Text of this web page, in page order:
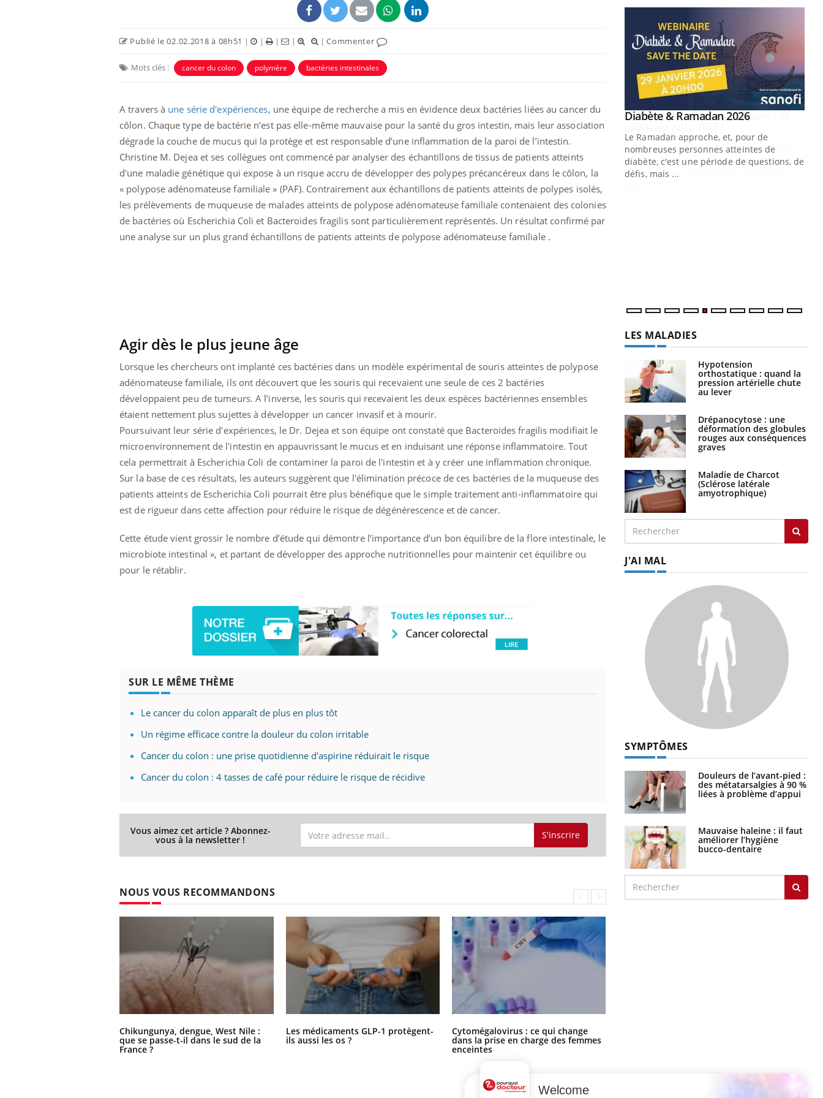
Publié le 02.02.2018 à 08h51 | | | | |Commenter
Mots clés : cancer du colon polymère bactéries intestinales
A travers à une série d'expériences, une équipe de recherche a mis en évidence deux bactéries liées au cancer du
côlon. Chaque type de bactérie n’est pas elle-même mauvaise pour la santé du gros intestin, mais leur association
dégrade la couche de mucus qui la protège et est responsable d’une inflammation de la paroi de l’intestin.
Christine M. Dejea et ses collègues ont commencé par analyser des échantillons de tissus de patients atteints
d'une maladie génétique qui expose à un risque accru de développer des polypes précancéreux dans le côlon, la
« polypose adénomateuse familiale » (PAF). Contrairement aux échantillons de patients atteints de polypes isolés,
les prélèvements de muqueuse de malades atteints de polypose adénomateuse familiale contenaient des colonies
de bactéries où Escherichia Coli et Bacteroides fragilis sont particulièrement représentés. Un résultat confirmé par
une analyse sur un plus grand échantillons de patients atteints de polypose adénomateuse familiale .
Agir dès le plus jeune âge
Lorsque les chercheurs ont implanté ces bactéries dans un modèle expérimental de souris atteintes de polypose
adénomateuse familiale, ils ont découvert que les souris qui recevaient une seule de ces 2 bactéries
développaient peu de tumeurs. A l’inverse, les souris qui recevaient les deux espèces bactériennes ensembles
étaient nettement plus sujettes à développer un cancer invasif et à mourir.
Poursuivant leur série d'expériences, le Dr. Dejea et son équipe ont constaté que Bacteroides fragilis modifiait le
microenvironnement de l'intestin en appauvrissant le mucus et en induisant une réponse inflammatoire. Tout
cela permettrait à Escherichia Coli de contaminer la paroi de l'intestin et à y créer une inflammation chronique.
Sur la base de ces résultats, les auteurs suggèrent que l'élimination précoce de ces bactéries de la muqueuse des
patients atteints de Escherichia Coli pourrait être plus bénéfique que le simple traitement anti-inflammatoire qui
est de rigueur dans cette affection pour réduire le risque de dégénérescence et de cancer.
Cette étude vient grossir le nombre d’étude qui démontre l’importance d’un bon équilibre de la flore intestinale, le
microbiote intestinal », et partant de développer des approche nutritionnelles pour maintenir cet équilibre ou
pour le rétablir.
SUR LE MÊME THÈME
Le cancer du colon apparaît de plus en plus tôt
Un régime efficace contre la douleur du colon irritable
Cancer du colon : une prise quotidienne d'aspirine réduirait le risque
Cancer du colon : 4 tasses de café pour réduire le risque de récidive
Vous aimez cet article ? Abonnez-
vous à la newsletter ! S'inscrire
NOUS VOUS RECOMMANDONS
Chikungunya, dengue, West Nile :
que se passe-t-il dans le sud de la
France ?
Les médicaments GLP-1 protègent-
ils aussi les os ?
Cytomégalovirus : ce qui change
dans la prise en charge des femmes
enceintes
Carence en fer : comprendre pour
Youtube
Fatigue, irritabilité, brouillard mental ou
même alopécie… Les symptômes de la
carence en fer sont multiples ce qui la rend
Youtube
Insuline & Charge mentale : et si on
osait en parler??Youtube
En 2026, l'insuline dans le diabète de type 2
reste entourée d'idées reçues chez les
patients comme parfois chez les soignants.
Youtube
Eczéma Chronique des Mains : se
préparer pour l’été !Youtube
L'été arrive… et avec lui, un tout nouveau
rythme de vie ! Vacances, plage, piscine,
soleil, activités en plein air… Nos mains
sont ...
Youtube
Diabète & Ramadan 2026Youtube
Le Ramadan approche, et, pour de
nombreuses personnes atteintes de
diabète, c'est une période de questions, de
défis, mais ...
LES MALADIES
Hypotension
orthostatique : quand la
pression artérielle chute
au lever
Drépanocytose : une
déformation des globules
rouges aux conséquences
graves
Maladie de Charcot
(Sclérose latérale
amyotrophique)
J'AI MAL
SYMPTÔMES
Douleurs de l’avant-pied :
des métatarsalgies à 90 %
liées à problème d’appui
Mauvaise haleine : il faut
améliorer l’hygiène
bucco-dentaire
Welcome